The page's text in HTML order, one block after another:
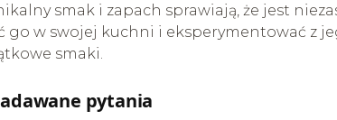
smak i zapach sprawiają, że jest
go w swojej kuchni i eksperymentować z
smaki.
pytania